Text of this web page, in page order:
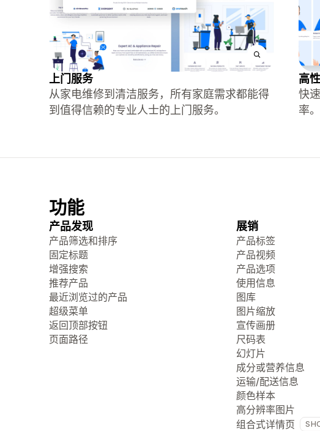
上门服务
从家电维修到清洁服务，所有家庭需求都能得
到值得信赖的专业人士的上门服务。
高
快
率。
功能
产品发现
产品筛选和排序
固定标题
增强搜索
推荐产品
最近浏览过的产品
超级菜单
返回顶部按钮
页面路径
展销
产品标签
产品视频
产品选项
使用信息
图库
图片缩放
宣传画册
尺码表
幻灯片
成分或营养信息
运输/配送信息
颜色样本
高分辨率图片
组合式详情页